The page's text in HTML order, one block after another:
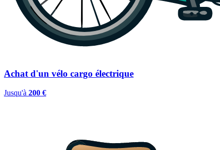
Achat d'un vélo cargo électrique
Jusqu'à 200 €